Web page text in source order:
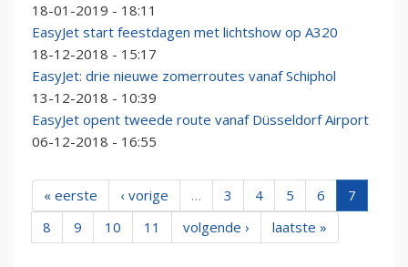
18-01-2019 - 18:11
EasyJet start feestdagen met lichtshow op A320
18-12-2018 - 15:17
EasyJet: drie nieuwe zomerroutes vanaf Schiphol
13-12-2018 - 10:39
EasyJet opent tweede route vanaf Düsseldorf Airport
06-12-2018 - 16:55
« eerste ‹ vorige … 3 4 5 6
7
8
9 10 11 volgende › laatste »